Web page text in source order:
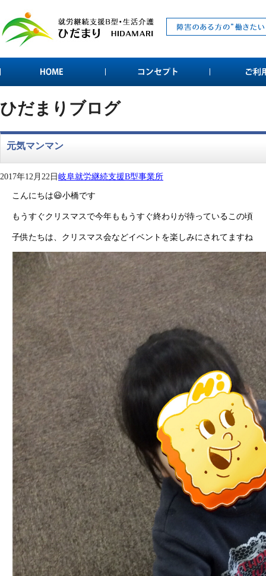
ひだまりブログ
元気マンマン
2017年12月22日岐阜就労継続支援B型事業所
こんにちは😃小橋です
もうすぐクリスマスで今年ももうすぐ終わりが待っているこの頃
子供たちは、クリスマス会などイベントを楽しみにされてますね